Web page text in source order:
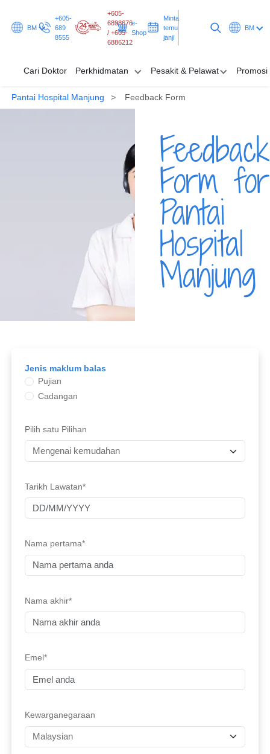
BM
+605-
689
8555
+605-
6898676
/ +605-
6886212
e-
Shop
Minta
temu
janji
BM
Cari Doktor Perkhidmatan Pesakit & Pelawat
Cari Doktor
Minta temu janji
Pantai Hospital Manjung Feedback Form
Feedback
Form for
Pantai
Hospital
Manjung
Jenis maklum balas
Pujian
Cadangan
Pilih satu Pilihan
Tarikh Lawatan*
Nama pertama*
Nama akhir*
Emel*
Kewarganegaraan